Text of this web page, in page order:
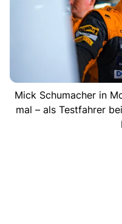
Mick Schumacher in
mal – als Testfahrer